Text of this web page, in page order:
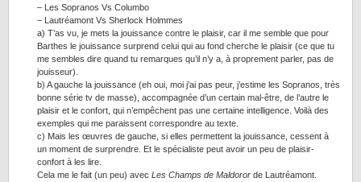
– Les Sopranos Vs Columbo
– Lautréamont Vs Sherlock Holmmes
a) T’as vu, je mets la jouissance contre le plaisir, car il me semble que pour
Barthes le jouissance surprend celui qui au fond cherche le plaisir (ce que tu
me sembles dire quand tu remarques qu’il n’y a, à proprement parler, pas de
jouisseur).
b) A gauche la jouissance (eh oui, moi j’ai pas peur, j’estime les Sopranos, très
bonne série tv de masse), accompagnée d’un certain mal-être, de l’autre le
plaisir et le confort, qui n’empêchent pas une certaine intelligence. Voilà des
exemples qui me paraissent correspondre au texte.
c) Mais les œuvres de gauche, si elles permettent la jouissance, cessent à
un moment de surprendre. Et le spécialiste peut avoir un peu de plaisir-
confort à les lire.
Cela me le fait (un peu) avec Les Champs de Maldoror de Lautréamont.